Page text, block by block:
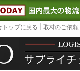
LOGISTICS
トップに戻る 取材のご依